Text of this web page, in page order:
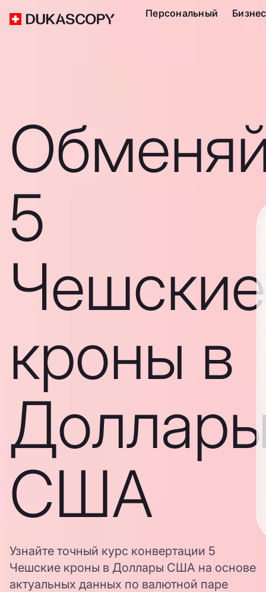
Персональный Бизнес
5
Чешские
кроны в
США
Узнайте точный курс конвертации 5
Чешские кроны в Доллары США на основе
актуальных данных по валютной паре